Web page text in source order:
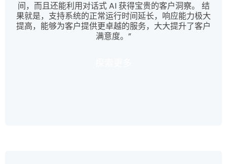
间，而且还能利用对话式 AI 获得宝贵的客户洞察。 结
果就是，支持系统的正常运行时间延长，响应能力极大
提高，能够为客户提供更卓越的服务，大大提升了客户
满意度。”